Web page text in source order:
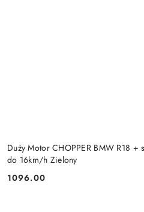
Duży Motor CHOPPER BMW R18
do 16km/h Zielony
Cena:
1096.00